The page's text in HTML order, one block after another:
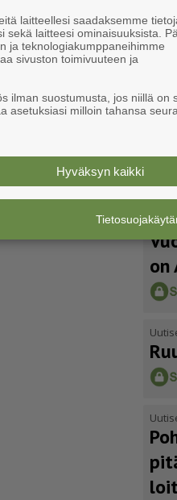
on
laitteellesi saadaksemme
sekä laitteesi ominaisuuksista.
ja teknologiakumppaneihimme
sivuston toimivuuteen ja
ilman suostumusta, jos niillä on
asetuksiasi milloin tahansa
Hyväksyn kaikki